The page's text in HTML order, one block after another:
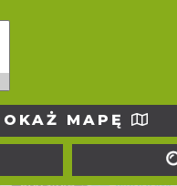
MAPĘ
projektu
SLASKIE.travel